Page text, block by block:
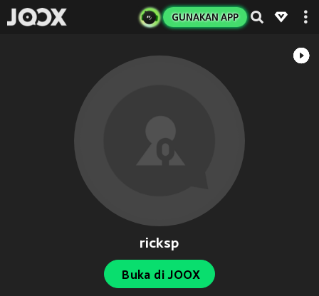
GUNAKAN APP
ricksp
Buka di JOOX